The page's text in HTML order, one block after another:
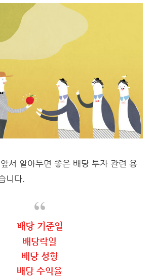
서 알아두면 좋은 배당 투자 관련 용
니다.
배당 기준일
배당락일
배당 성향
배당 수익율